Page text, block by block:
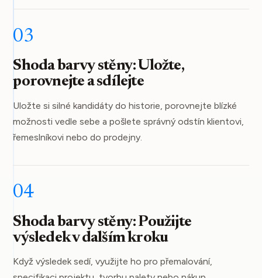
03
Shoda barvy stěny: Uložte,
porovnejte a sdílejte
Uložte si silné kandidáty do historie, porovnejte blízké
možnosti vedle sebe a pošlete správný odstín klientovi,
řemeslníkovi nebo do prodejny.
04
Shoda barvy stěny: Použijte
výsledek v dalším kroku
Když výsledek sedí, využijte ho pro přemalování,